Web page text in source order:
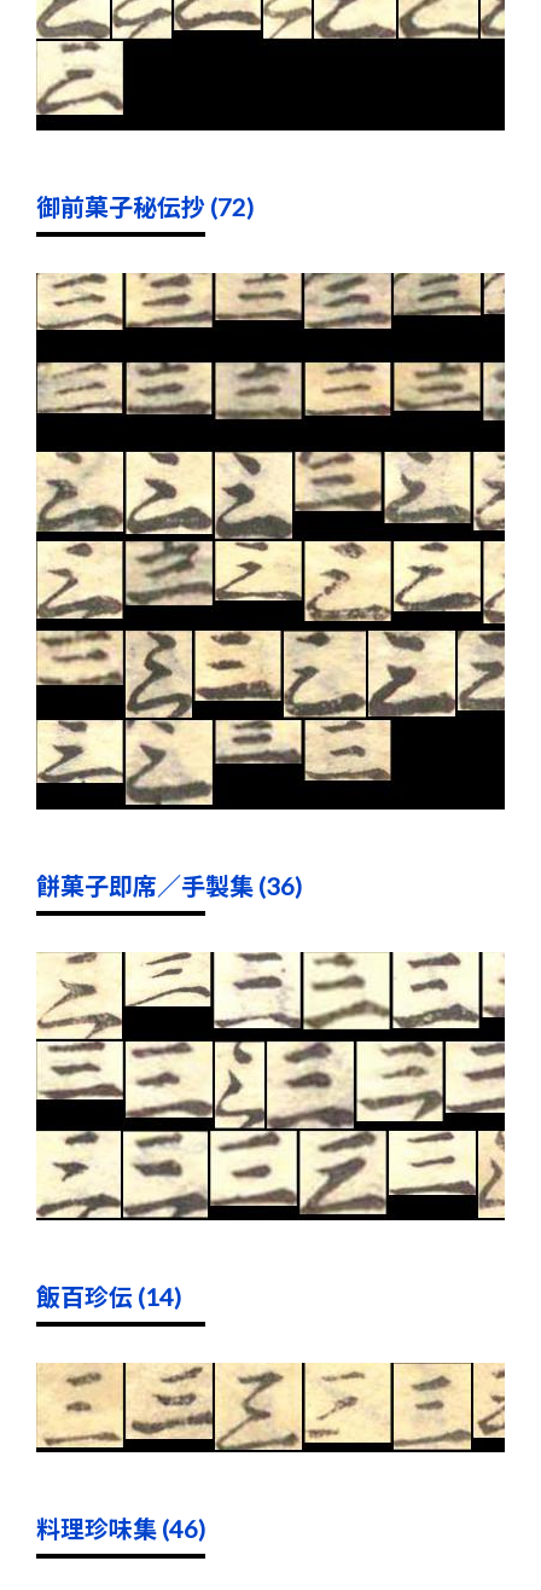
御前菓子秘伝抄 (72)
餅菓子即席／手製集 (36)
飯百珍伝 (14)
料理珍味集 (46)